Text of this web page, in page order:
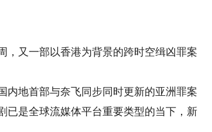
又一部以香港为背景的跨时空缉凶罪案
地首部与奈飞同步同时更新的亚洲罪案
已是全球流媒体平台重要类型的当下，新